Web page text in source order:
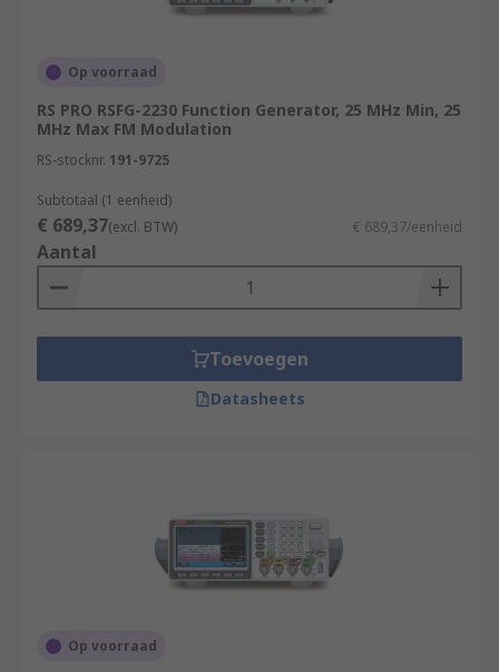
Op voorraad
RS PRO RSFG-2230 Function Generator, 25 MHz Min, 25
MHz Max FM Modulation
RS-stocknr. 191-9725
Subtotaal (1 eenheid)
€ 689,37(excl. BTW) € 689,37/eenheid
Aantal
Toevoegen
Datasheets
Op voorraad